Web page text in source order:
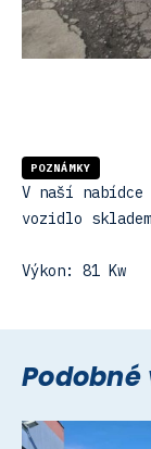
POZNÁMKY
V naší
vozidlo
Výkon: 81 Kw
Podobné